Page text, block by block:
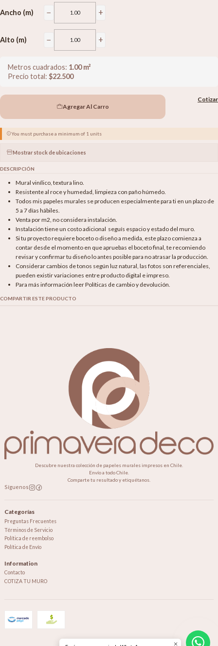
Ancho (m) − +
Alto (m) − +
Metros cuadrados: 1.00m²
Precio total: $22.500
Agregar Al Carro
Cotizar
You must purchase a minimum of 1 units
Mostrar stock de ubicaciones
DESCRIPCIÓN
Mural vinílico, textura lino.
Resistente al roce y humedad, limpieza con paño húmedo.
Todos mis papeles murales se producen especialmente para ti en un plazo de
5 a 7 días hábiles.
Venta por m2, no considera instalación.
Instalación tiene un costo adicional seguís espacio y estado del muro.
Si tu proyecto requiere boceto o diseño a medida, este plazo comienza a
contar desde el momento en que apruebas el boceto final, te recomiendo
revisar y confirmar tu diseño lo antes posible para no atrasar la producción.
Considerar cambios de tonos según luz natural, las fotos son referenciales,
pueden existir variaciones entre producto digital e impreso.
Para más información leer Políticas de cambio y devolución.
COMPARTIR ESTE PRODUCTO
Descubre nuestra colección de papeles murales impresos en Chile.
Envío a todo Chile.
Comparte tu resultado y etiquétanos.
Síguenos
Categorías
Preguntas Frecuentes
Términos de Servicio
Política de reembolso
Política de Envío
Information
Contacto
COTIZA TU MURO